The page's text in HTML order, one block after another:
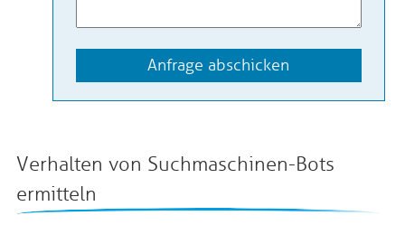
Anfrage abschicken
Verhalten von Suchmaschinen-Bots
ermitteln